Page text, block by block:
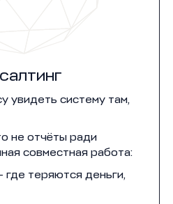
увидеть систему там,
не отчёты ради
совместная работа:
где теряются деньги,